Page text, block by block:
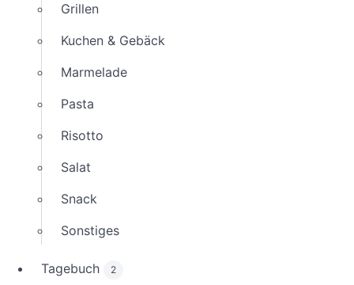
Grillen
Kuchen & Gebäck
Marmelade
Pasta
Risotto
Salat
Snack
Sonstiges
Tagebuch 2